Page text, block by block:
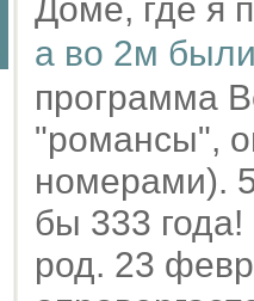
Доме, где я
а во 2м
программа
"романсы",
номерами).
бы 333 года!
род. 23